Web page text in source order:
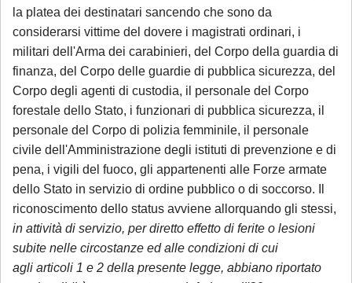
la platea dei destinatari sancendo che sono da
considerarsi vittime del dovere i magistrati ordinari, i
militari dell'Arma dei carabinieri, del Corpo della guardia di
finanza, del Corpo delle guardie di pubblica sicurezza, del
Corpo degli agenti di custodia, il personale del Corpo
forestale dello Stato, i funzionari di pubblica sicurezza, il
personale del Corpo di polizia femminile, il personale
civile dell'Amministrazione degli istituti di prevenzione e di
pena, i vigili del fuoco, gli appartenenti alle Forze armate
dello Stato in servizio di ordine pubblico o di soccorso. Il
riconoscimento dello status avviene allorquando gli stessi,
in attività di servizio, per diretto effetto di ferite o lesioni
subite nelle circostanze ed alle condizioni di cui
agli articoli 1 e 2 della presente legge, abbiano riportato